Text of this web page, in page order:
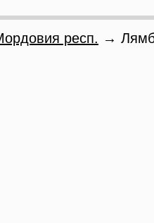
респ. →